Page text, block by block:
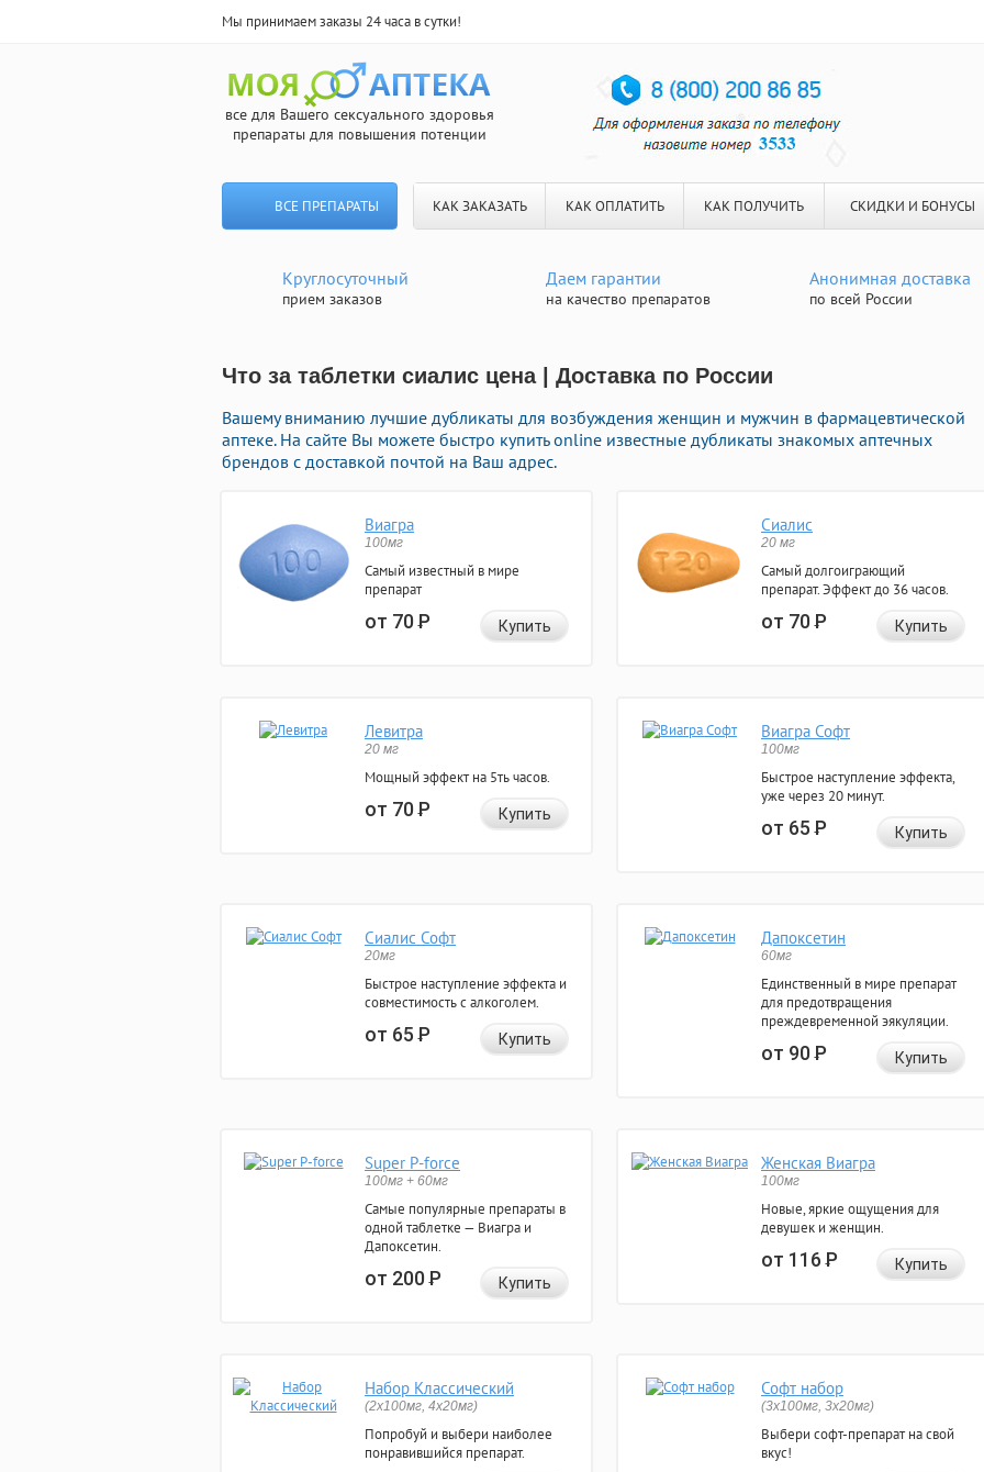
Мы принимаем заказы 24 часа в сутки!
все для Вашего сексуального здоровья
препараты для повышения потенции
ВСЕ ПРЕПАРАТЫ КАК ЗАКАЗАТЬ КАК ОПЛАТИТЬ КАК ПОЛУЧИТЬ СКИДКИ И БОНУСЫ
Круглосуточный
прием заказов
Даем гарантии
на качество препаратов
Анонимная доставка
по всей России
Что за таблетки сиалис цена | Доставка по России
Вашему вниманию лучшие дубликаты для возбуждения женщин и мужчин в фармацевтической
аптеке. На сайте Вы можете быстро купить online известные дубликаты знакомых аптечных
брендов с доставкой почтой на Ваш адрес.
Виагра
100мг
Самый известный в мире
препарат
от 70Р Купить
Сиалис
20 мг
Самый долгоиграющий
препарат. Эффект до 36 часов.
от 70Р Купить
Левитра
20 мг
Мощный эффект на 5ть часов.
от 70Р Купить
Виагра Софт
100мг
Быстрое наступление эффекта,
уже через 20 минут.
от 65Р Купить
Сиалис Софт
20мг
Быстрое наступление эффекта и
совместимость с алкоголем.
от 65Р Купить
Дапоксетин
60мг
Единственный в мире препарат
для предотвращения
преждевременной эякуляции.
от 90Р Купить
Super P-force
100мг + 60мг
Самые популярные препараты в
одной таблетке — Виагра и
Дапоксетин.
от 200Р Купить
Женская Виагра
100мг
Новые, яркие ощущения для
девушек и женщин.
от 116Р Купить
Набор Классический
(2x100мг, 4x20мг)
Попробуй и выбери наиболее
понравившийся препарат.
Софт набор
(3x100мг, 3x20мг)
Выбери софт-препарат на свой
вкус!